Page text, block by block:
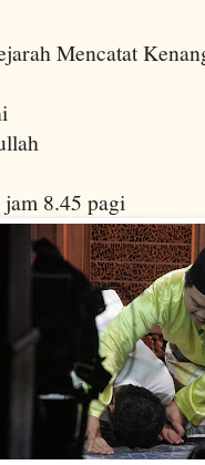
Mencatat
8.45 pagi